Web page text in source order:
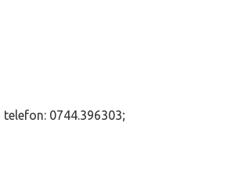
0744.396303;